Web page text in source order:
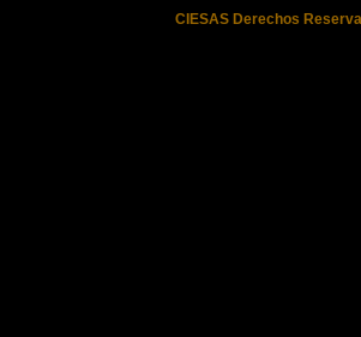
CIESAS Derechos